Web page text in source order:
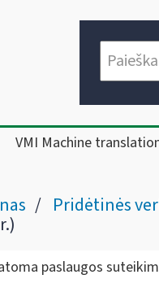
VMI Machine
Pridėtinės
paslaugos